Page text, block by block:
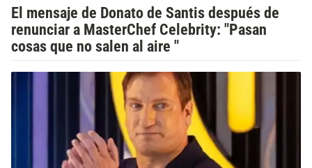
El mensaje de Donato de Santis después de
renunciar a MasterChef Celebrity: "Pasan
cosas que no salen al aire "